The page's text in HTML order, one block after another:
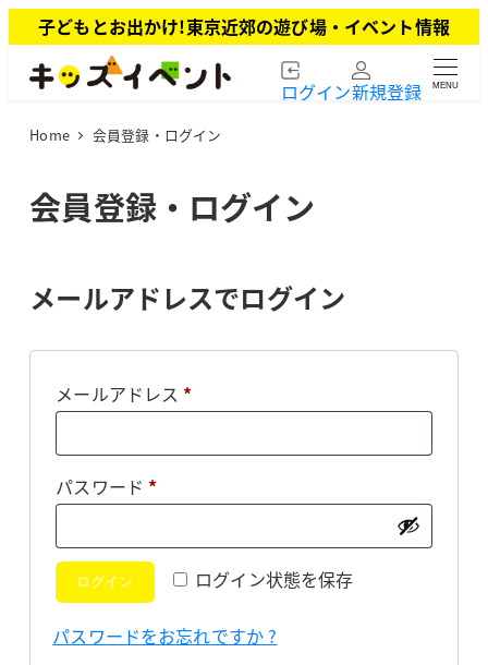
イ
子どもとお出かけ!東京近郊の遊び場・イベント情報
ログイン新規登録 MENU
Home 会員登録・ログイン
会員登録・ログイン
メールアドレスでログイン
メールアドレス *必
パスワード *必
ログイン状態を保存
ログイン
パスワードをお忘れですか ?